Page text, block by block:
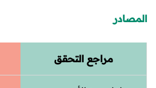
المصادر
مراجع التحقق